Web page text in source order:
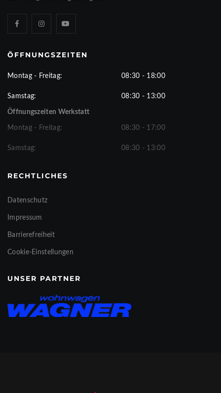
ÖFFNUNGSZEITEN
Montag - Freitag: 08:30 - 18:00
Samstag: 08:30 - 13:00
Öffnungszeiten Werkstatt
Montag - Freitag: 08:30 - 17:00
Samstag: 08:30 - 13:00
RECHTLICHES
Datenschutz
Impressum
Barrierefreiheit
Cookie-Einstellungen
UNSER PARTNER